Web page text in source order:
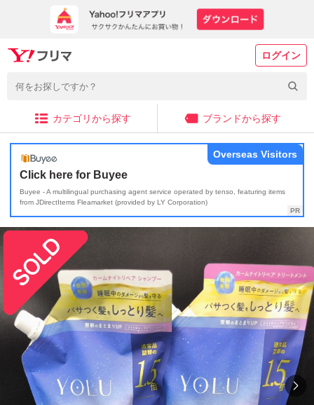
ログイン
カテゴリから探す ブランドから探す
Click here for Buyee
Buyee - A multilingual purchasing agent service operated by tenso, featuring items
from JDirectItems Fleamarket (provided by LY Corporation)
Overseas Visitors